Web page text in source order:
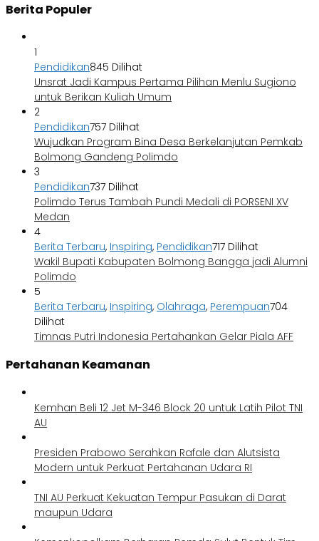
Berita Populer
1
Pendidikan845 Dilihat
Unsrat Jadi Kampus Pertama Pilihan Menlu Sugiono
untuk Berikan Kuliah Umum
2
Pendidikan757 Dilihat
Wujudkan Program Bina Desa Berkelanjutan Pemkab
Bolmong Gandeng Polimdo
3
Pendidikan737 Dilihat
Polimdo Terus Tambah Pundi Medali di PORSENI XV
Medan
4
Berita Terbaru, Inspiring, Pendidikan717 Dilihat
Wakil Bupati Kabupaten Bolmong Bangga jadi Alumni
Polimdo
5
Berita Terbaru, Inspiring, Olahraga, Perempuan704
Dilihat
Timnas Putri Indonesia Pertahankan Gelar Piala AFF
Pertahanan Keamanan
Kemhan Beli 12 Jet M-346 Block 20 untuk Latih Pilot TNI
AU
Presiden Prabowo Serahkan Rafale dan Alutsista
Modern untuk Perkuat Pertahanan Udara RI
TNI AU Perkuat Kekuatan Tempur Pasukan di Darat
maupun Udara